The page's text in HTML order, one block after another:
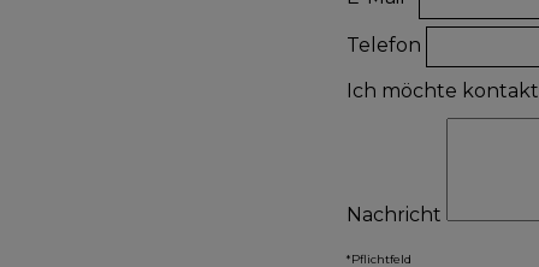
Telefon
Ich möchte
Nachricht
*Pflichtfeld